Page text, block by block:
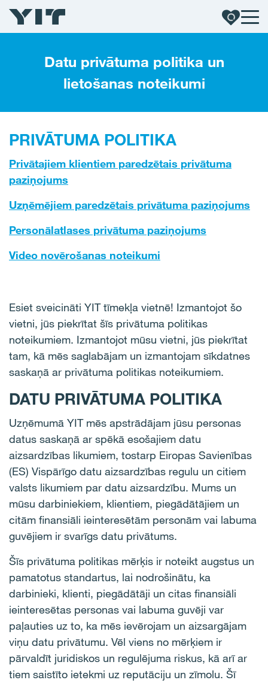
Datu privātuma politika un
lietošanas noteikumi
PRIVĀTUMA POLITIKA
Privātajiem klientiem paredzētais privātuma
paziņojums
Uzņēmējiem paredzētais privātuma paziņojums
Personālatlases privātuma paziņojums
Video novērošanas noteikumi
Esiet sveicināti YIT tīmekļa vietnē! Izmantojot šo
vietni, jūs piekrītat šīs privātuma politikas
noteikumiem. Izmantojot mūsu vietni, jūs piekrītat
tam, kā mēs saglabājam un izmantojam sīkdatnes
saskaņā ar privātuma politikas noteikumiem.
DATU PRIVĀTUMA POLITIKA
Uzņēmumā YIT mēs apstrādājam jūsu personas
datus saskaņā ar spēkā esošajiem datu
aizsardzības likumiem, tostarp Eiropas Savienības
(ES) Vispārīgo datu aizsardzības regulu un citiem
valsts likumiem par datu aizsardzību. Mums un
mūsu darbiniekiem, klientiem, piegādātājiem un
citām finansiāli ieinteresētām personām vai labuma
guvējiem ir svarīgs datu privātums.
Šīs privātuma politikas mērķis ir noteikt augstus un
pamatotus standartus, lai nodrošinātu, ka
darbinieki, klienti, piegādātāji un citas finansiāli
ieinteresētas personas vai labuma guvēji var
paļauties uz to, ka mēs ievērojam un aizsargājam
viņu datu privātumu. Vēl viens no mērķiem ir
pārvaldīt juridiskos un regulējuma riskus, kā arī ar
tiem saistīto ietekmi uz reputāciju un zīmolu. Šī